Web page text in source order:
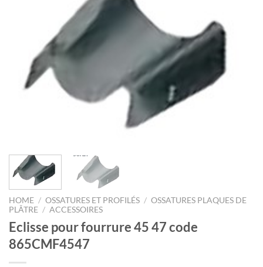
HOME / OSSATURES ET PROFILÉS / OSSATURES PLAQUES DE
PLÂTRE / ACCESSOIRES
Eclisse pour fourrure 45 47 code
865CMF4547